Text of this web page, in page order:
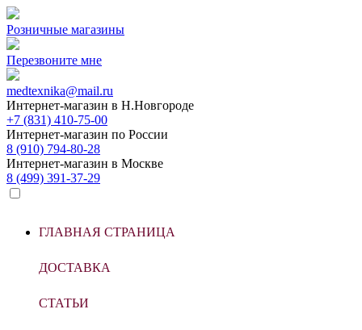
Розничные магазины
Перезвоните мне
medtexnika@mail.ru
Интернет-магазин в Н.Новгороде
+7 (831) 410-75-00
Интернет-магазин по России
8 (910) 794-80-28
Интернет-магазин в Москве
8 (499) 391-37-29
ГЛАВНАЯ СТРАНИЦА
ДОСТАВКА
СТАТЬИ